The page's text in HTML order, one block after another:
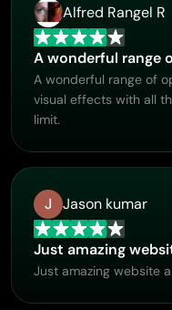
Alfred Rangel R
A wonderful range
A wonderful range of
visual effects with all
limit.
J Jason kumar
Just amazing
Just amazing website